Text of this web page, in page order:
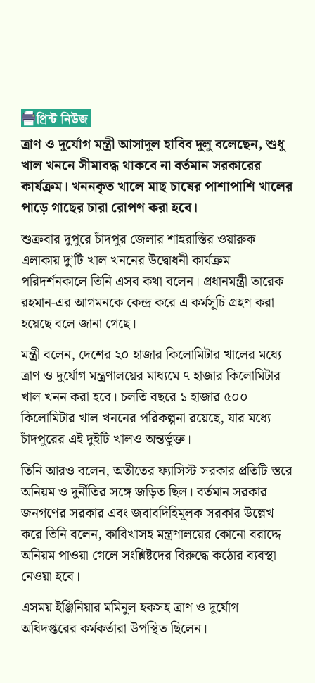
ত্রাণ ও দুর্যোগ মন্ত্রী আসাদুল হাবিব দুলু বলেছেন, শুধু
খাল খননে সীমাবদ্ধ থাকবে না বর্তমান সরকারের
কার্যক্রম। খননকৃত খালে মাছ চাষের পাশাপাশি খালের
পাড়ে গাছের চারা রোপণ করা হবে।
শুক্রবার দুপুরে চাঁদপুর জেলার শাহরাস্তির ওয়ারুক
এলাকায় দু’টি খাল খননের উদ্বোধনী কার্যক্রম
পরিদর্শনকালে তিনি এসব কথা বলেন। প্রধানমন্ত্রী তারেক
রহমান-এর আগমনকে কেন্দ্র করে এ কর্মসূচি গ্রহণ করা
হয়েছে বলে জানা গেছে।
মন্ত্রী বলেন, দেশের ২০ হাজার কিলোমিটার খালের মধ্যে
ত্রাণ ও দুর্যোগ মন্ত্রণালয়ের মাধ্যমে ৭ হাজার কিলোমিটার
খাল খনন করা হবে। চলতি বছরে ১ হাজার ৫০০
কিলোমিটার খাল খননের পরিকল্পনা রয়েছে, যার মধ্যে
চাঁদপুরের এই দুইটি খালও অন্তর্ভুক্ত।
তিনি আরও বলেন, অতীতের ফ্যাসিস্ট সরকার প্রতিটি স্তরে
অনিয়ম ও দুর্নীতির সঙ্গে জড়িত ছিল। বর্তমান সরকার
জনগণের সরকার এবং জবাবদিহিমূলক সরকার উল্লেখ
করে তিনি বলেন, কাবিখাসহ মন্ত্রণালয়ের কোনো বরাদ্দে
অনিয়ম পাওয়া গেলে সংশ্লিষ্টদের বিরুদ্ধে কঠোর ব্যবস্থা
নেওয়া হবে।
এসময় ইঞ্জিনিয়ার মমিনুল হকসহ ত্রাণ ও দুর্যোগ
অধিদপ্তরের কর্মকর্তারা উপস্থিত ছিলেন।